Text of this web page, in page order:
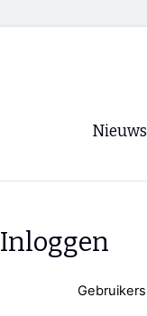
Nieuws
Inloggen